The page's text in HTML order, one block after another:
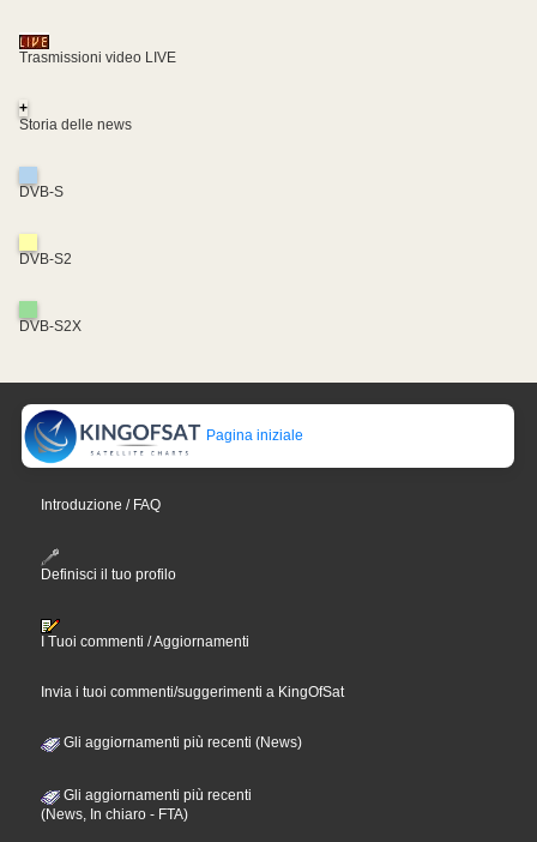
Trasmissioni video LIVE
+
Storia delle news
DVB-S
DVB-S2
DVB-S2X
Pagina iniziale
Introduzione / FAQ
Definisci il tuo profilo
I Tuoi commenti / Aggiornamenti
Invia i tuoi commenti/suggerimenti a KingOfSat
Gli aggiornamenti più recenti (News)
Gli aggiornamenti più recenti
(News, In chiaro - FTA)